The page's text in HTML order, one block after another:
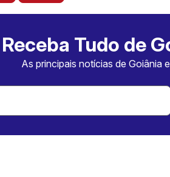
Receba Tudo de
As principais notícias de Goiânia